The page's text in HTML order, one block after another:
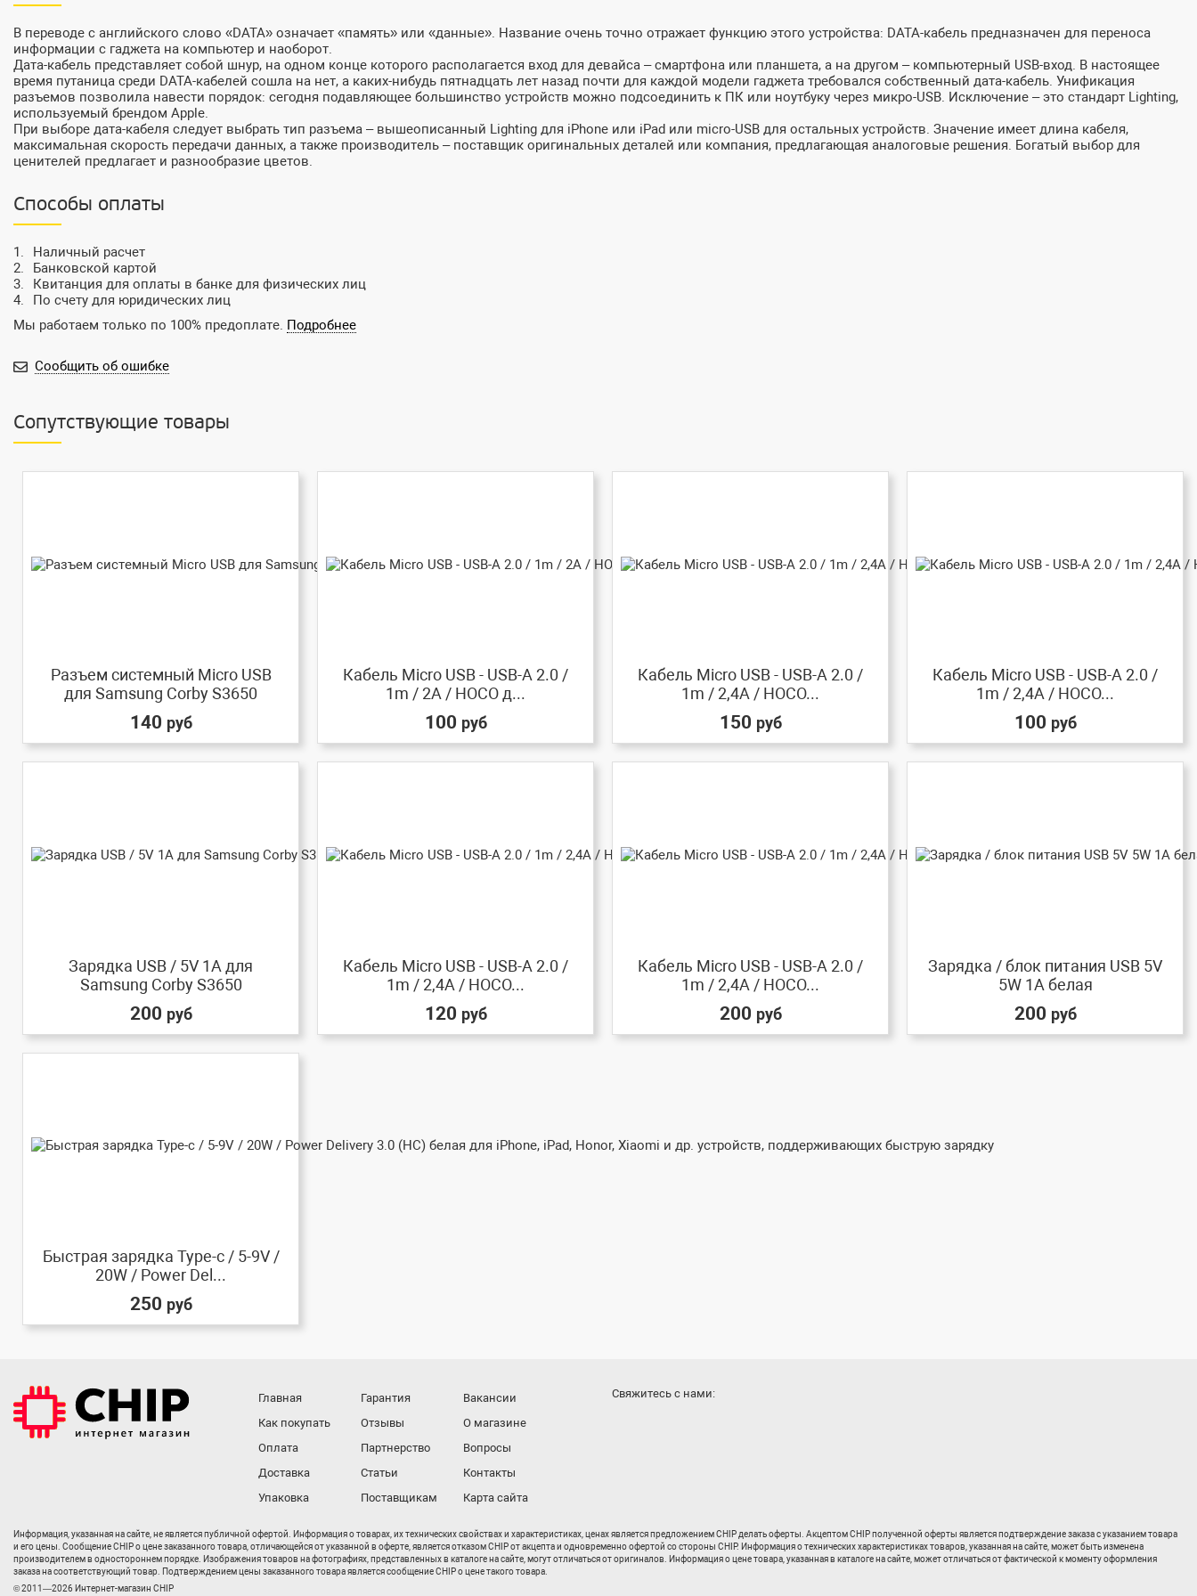
В переводе с английского слово «DATA» означает «память» или «данные». Название очень точно отражает функцию этого устройства: DATA-кабель предназначен для переноса
информации с гаджета на компьютер и наоборот.
Дата-кабель представляет собой шнур, на одном конце которого располагается вход для девайса – смартфона или планшета, а на другом – компьютерный USB-вход. В настоящее
время путаница среди DATA-кабелей сошла на нет, а каких-нибудь пятнадцать лет назад почти для каждой модели гаджета требовался собственный дата-кабель. Унификация
разъемов позволила навести порядок: сегодня подавляющее большинство устройств можно подсоединить к ПК или ноутбуку через микро-USB. Исключение – это стандарт Lighting,
используемый брендом Apple.
При выборе дата-кабеля следует выбрать тип разъема – вышеописанный Lighting для iPhone или iPad или micro-USB для остальных устройств. Значение имеет длина кабеля,
максимальная скорость передачи данных, а также производитель – поставщик оригинальных деталей или компания, предлагающая аналоговые решения. Богатый выбор для
ценителей предлагает и разнообразие цветов.
Способы оплаты
Наличный расчет
Банковской картой
Квитанция для оплаты в банке для физических лиц
По счету для юридических лиц
Мы работаем только по 100% предоплате. Подробнее
Сообщить об ошибке
Сопутствующие товары
Разъем системный Micro USB
для Samsung Corby S3650
140 руб
Кабель Micro USB - USB-A 2.0 /
1m / 2A / HOCO д...
100 руб
Кабель Micro USB - USB-A 2.0 /
1m / 2,4A / HOCO...
150 руб
Кабель Micro USB - USB-A 2.0 /
1m / 2,4A / HOCO...
100 руб
Зарядка USB / 5V 1A для
Samsung Corby S3650
200 руб
Кабель Micro USB - USB-A 2.0 /
1m / 2,4A / HOCO...
120 руб
Кабель Micro USB - USB-A 2.0 /
1m / 2,4A / HOCO...
200 руб
Зарядка / блок питания USB 5V
5W 1A белая
200 руб
Быстрая зарядка Type-c / 5-9V /
20W / Power Del...
250 руб
Главная
Как покупать
Оплата
Доставка
Упаковка
Гарантия
Отзывы
Партнерство
Статьи
Поставщикам
Вакансии
О магазине
Вопросы
Контакты
Карта сайта
Cвяжитесь с нами:
Информация, указанная на сайте, не является публичной офертой. Информация о товарах, их технических свойствах и характеристиках, ценах является предложением CHIP делать оферты. Акцептом CHIP полученной оферты является подтверждение заказа с указанием товара
и его цены. Сообщение CHIP о цене заказанного товара, отличающейся от указанной в оферте, является отказом CHIP от акцепта и одновременно офертой со стороны CHIP. Информация о технических характеристиках товаров, указанная на сайте, может быть изменена
производителем в одностороннем порядке. Изображения товаров на фотографиях, представленных в каталоге на сайте, могут отличаться от оригиналов. Информация о цене товара, указанная в каталоге на сайте, может отличаться от фактической к моменту оформления
заказа на соответствующий товар. Подтверждением цены заказанного товара является сообщение CHIP о цене такого товара.
© 2011—2026 Интернет-магазин CHIP